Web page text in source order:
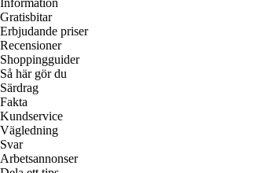
Gratisbitar
Erbjudande priser
Recensioner
Shoppingguider
Så här gör du
Särdrag
Fakta
Kundservice
Vägledning
Svar
Arbetsannonser